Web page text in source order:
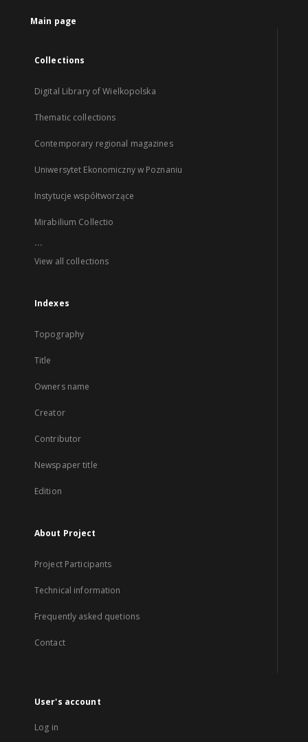
Main page
Collections
Digital Library of Wielkopolska
Thematic collections
Contemporary regional magazines
Uniwersytet Ekonomiczny w Poznaniu
Instytucje współtworzące
Mirabilium Collectio
...
View all collections
Indexes
Topography
Title
Owners name
Creator
Contributor
Newspaper title
Edition
About Project
Project Participants
Technical information
Frequently asked quetions
Contact
User's account
Log in